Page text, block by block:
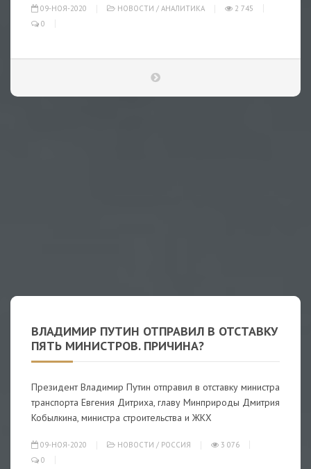
09-НОЯ-2020 НОВОСТИ / АНАЛИТИКА
2 745
0
ВЛАДИМИР ПУТИН ОТПРАВИЛ В ОТСТАВКУ
ПЯТЬ МИНИСТРОВ. ПРИЧИНА?
Президент Владимир Путин отправил в отставку министра
транспорта Евгения Дитриха, главу Минприроды Дмитрия
Кобылкина, министра строительства и ЖКХ
09-НОЯ-2020 НОВОСТИ / РОССИЯ
3 076
0